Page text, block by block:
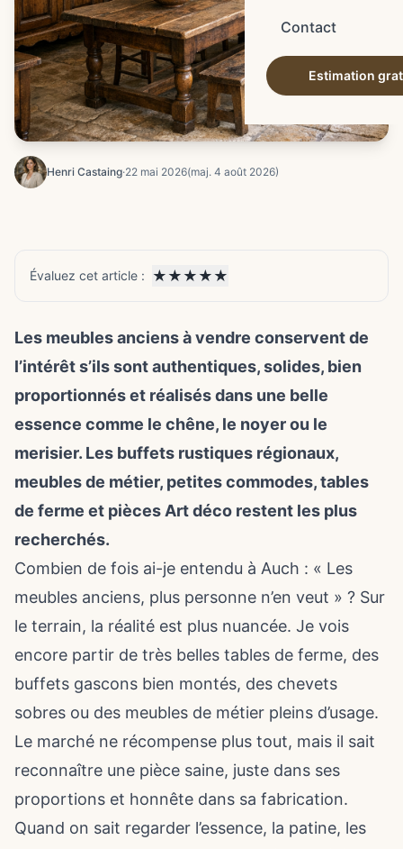
Contact
Estimation
Henri Castaing·22 mai 2026(maj. 4 août 2026)
Évaluez cet article : ★ ★ ★ ★ ★
Les meubles anciens à vendre conservent de
l’intérêt s’ils sont authentiques, solides, bien
proportionnés et réalisés dans une belle
essence comme le chêne, le noyer ou le
merisier. Les buffets rustiques régionaux,
meubles de métier, petites commodes, tables
de ferme et pièces Art déco restent les plus
recherchés.
Combien de fois ai-je entendu à Auch : « Les
meubles anciens, plus personne n’en veut » ? Sur
le terrain, la réalité est plus nuancée. Je vois
encore partir de très belles tables de ferme, des
buffets gascons bien montés, des chevets
sobres ou des meubles de métier pleins d’usage.
Le marché ne récompense plus tout, mais il sait
reconnaître une pièce saine, juste dans ses
proportions et honnête dans sa fabrication.
Quand on sait regarder l’essence, la patine, les